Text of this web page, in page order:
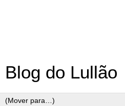
Blog do Lullão